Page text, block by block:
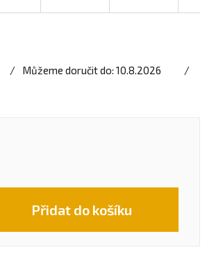
Můžeme doručit do: 10.8.2026
Přidat do košíku